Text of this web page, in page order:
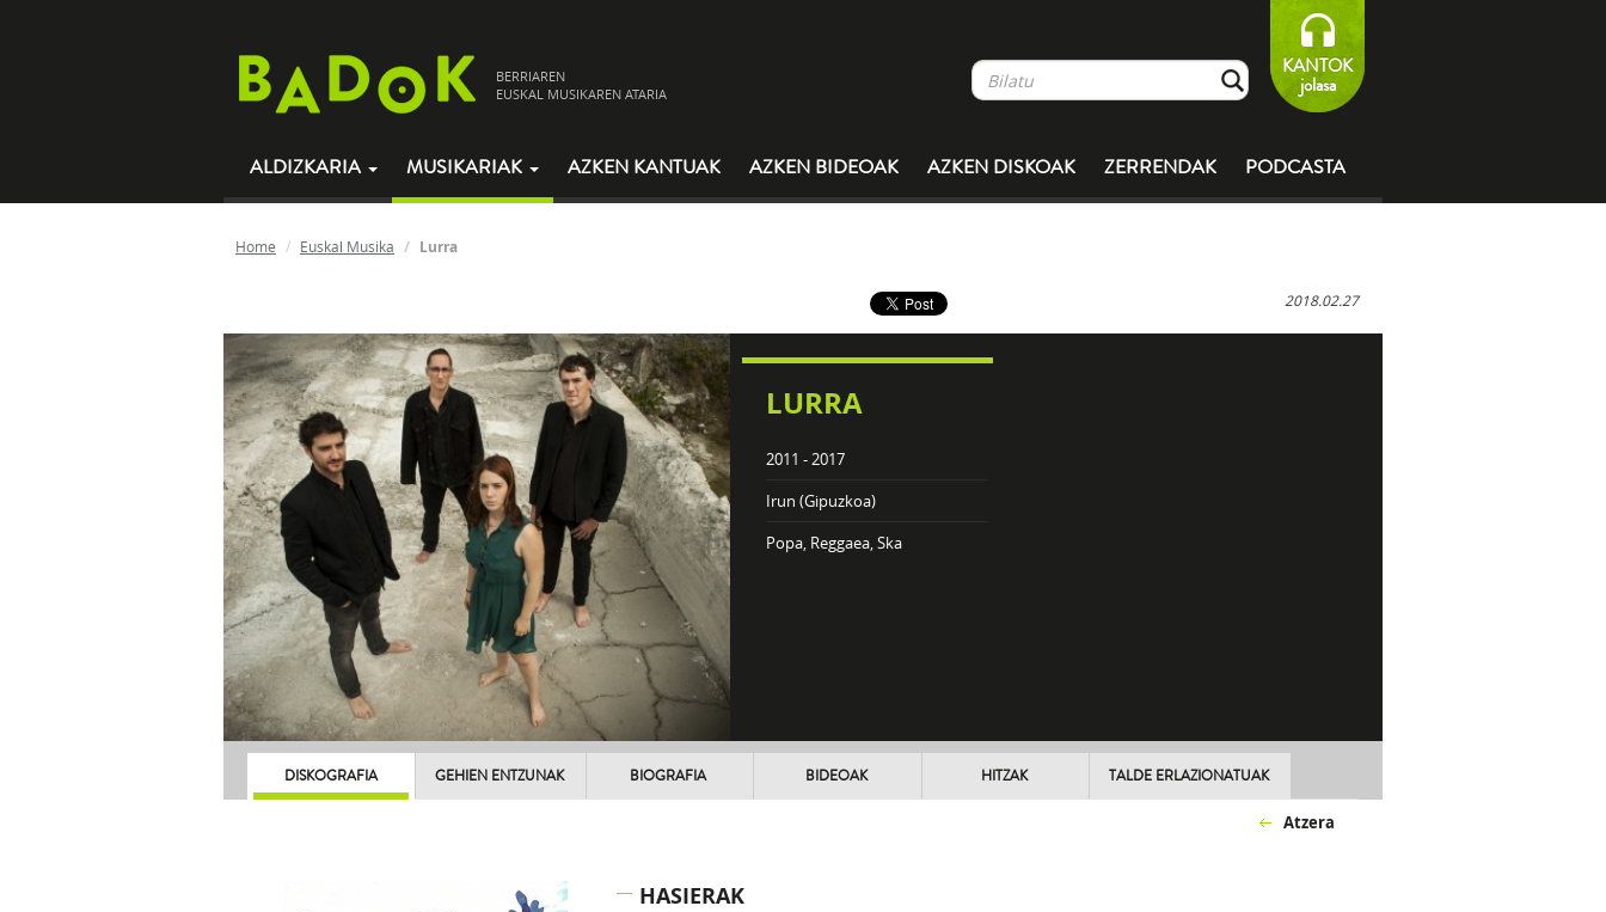
BERRIAREN
EUSKAL MUSIKAREN ATARIA
KANTOK
jolasa
ALDIZKARIA MUSIKARIAK AZKEN KANTUAK AZKEN BIDEOAK AZKEN DISKOAK ZERRENDAK PODCASTA
Home Euskal Musika Lurra
2018.02.27
LURRA
2011 - 2017
Irun (Gipuzkoa)
Popa, Reggaea, Ska
DISKOGRAFIA GEHIEN ENTZUNAK BIOGRAFIA BIDEOAK HITZAK TALDE ERLAZIONATUAK
Atzera
HASIERAK